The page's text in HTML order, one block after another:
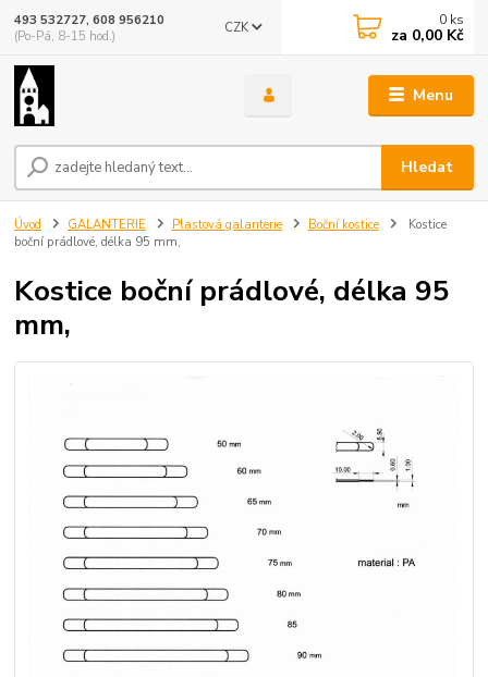
Menu
CZK
Hledat
493 532727, 608 956210
(Po-Pá, 8-15 hod.)
0 ks
za 0,00 Kč
Úvod GALANTERIE Plastová galanterie Boční kostice
Kostice
boční prádlové, délka 95 mm,
Kostice boční prádlové, délka 95
mm,